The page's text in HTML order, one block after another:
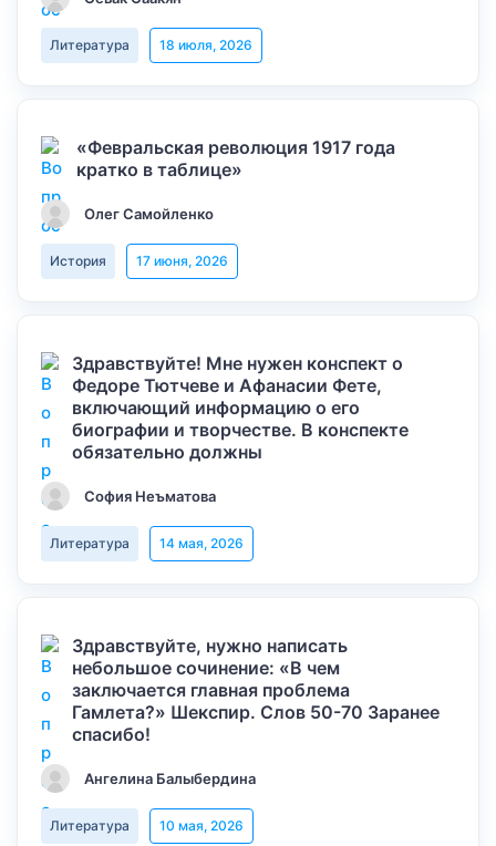
Литература 18 июля, 2026
«Февральская революция 1917 года
кратко в таблице»
Олег Самойленко
История 17 июня, 2026
Здравствуйте! Мне нужен конспект о
Федоре Тютчеве и Афанасии Фете,
включающий информацию о его
биографии и творчестве. В конспекте
обязательно должны
София Неъматова
Литература 14 мая, 2026
Здравствуйте, нужно написать
небольшое сочинение: «В чем
заключается главная проблема
Гамлета?» Шекспир. Слов 50-70 Заранее
спасибо!
Ангелина Балыбердина
Литература 10 мая, 2026